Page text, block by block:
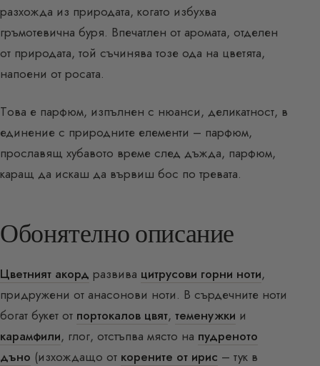
разхожда из природата, когато избухва
гръмотевична буря. Впечатлен от аромата, отделен
от природата, той съчинява тозе ода на цветята,
напоени от росата.
Tова е парфюм, изпълнен с нюанси, деликатност, в
единение с природните елементи – парфюм,
прославящ хубавото време след дъжда, парфюм,
каращ да искаш да вървиш бос по тревата.
Обонятелно описание
Цветният акорд развива цитрусови горни ноти,
придружени от анасонови ноти. В сърдечните ноти
богат букет от портокалов цвят, теменужки и
карамфили, глог, отстъпва място на пудреното
дъно (изхождащо от корените от ирис – тук в